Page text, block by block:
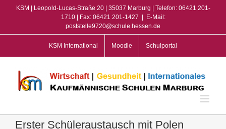
KSM | Leopold-Lucas-Straße 20 | 35037 Marburg | Telefon: 06421 201-
1710 | Fax: 06421 201-1427
E-Mail:
poststelle9720@schule.hessen.de
KSM International Moodle Schulportal
Erster Schüleraustausch mit Polen